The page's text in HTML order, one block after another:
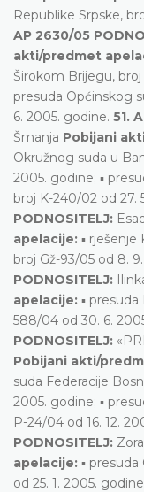
Republike Srpske,
AP 2630/05
akti/predmet
Širokom Brijegu, broj
presuda Općinskog
6. 2005. godine. 51.
Šmanja Pobijani
Okružnog suda u
2005. godine; ▪
broj K-240/02 od 27.
PODNOSITELJ:
apelacije: ▪ rješenje
broj Gž-93/05 od 8.
PODNOSITELJ:
apelacije: ▪
588/04 od 30. 6.
PODNOSITELJ:
Pobijani akti/
suda Federacije
2005. godine; ▪
P-24/04 od 16. 12.
PODNOSITELJ:
apelacije: ▪
od 25. 1. 2005.